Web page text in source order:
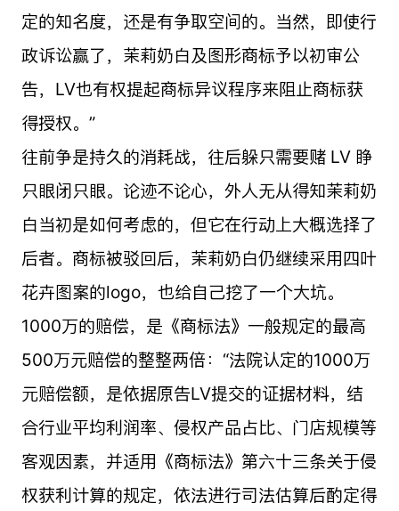
定的知名度，还是有争取空间的。当然，即使行
政诉讼赢了，茉莉奶白及图形商标予以初审公
告，LV也有权提起商标异议程序来阻止商标获
得授权。”
往前争是持久的消耗战，往后躲只需要赌 LV 睁
只眼闭只眼。论迹不论心，外人无从得知茉莉奶
白当初是如何考虑的，但它在行动上大概选择了
后者。商标被驳回后，茉莉奶白仍继续采用四叶
花卉图案的logo，也给自己挖了一个大坑。
1000万的赔偿，是《商标法》一般规定的最高
500万元赔偿的整整两倍：“法院认定的1000万
元赔偿额，是依据原告LV提交的证据材料，结
合行业平均利润率、侵权产品占比、门店规模等
客观因素，并适用《商标法》第六十三条关于侵
权获利计算的规定，依法进行司法估算后酌定得